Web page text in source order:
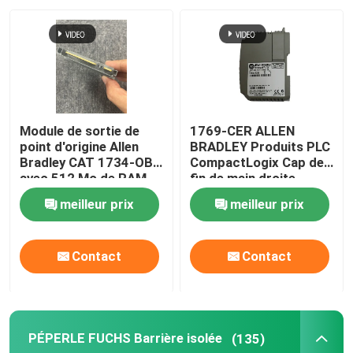
Visite de l'usine
Nous contacter
Nouvelles
Demandez un devis
News
PÉPERLE FUCHS Barrière isolée
Module de sortie de
point d'origine Allen
Bradley CAT 1734-OB4
avec 512 Mo de RAM
meilleur prix
Contact
1769-CER ALLEN
BRADLEY Produits PLC
CompactLogix Cap de
fin de main droite
meilleur prix
Contact
PÉPERLE FUCHS Barrière isolée (135)